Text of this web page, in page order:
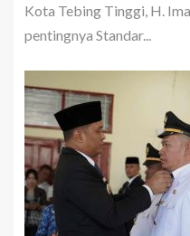
Kota Tebing Tinggi, H.
pentingnya Standar...